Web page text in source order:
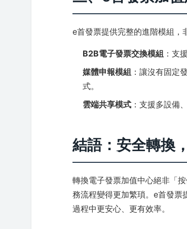
e首發票提供完整的進階模組，
B2B電子發票交換模組 ：支
媒體申報模組 ：讓沒有固定
式。
雲端共享模式 ：支援多設備
結語：安全轉換
轉換電子發票加值中心絕非「
務流程變得更加繁瑣。e首發票
過程中更安心、更有效率。